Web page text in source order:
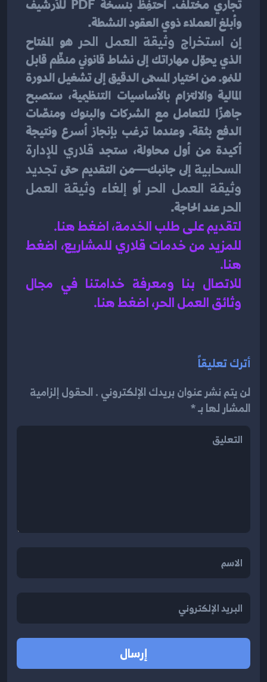
وأبلغ العملاء ذوي العقود النشطة.
إن استخراج وثيقة العمل الحر
أكيدة من أول محاولة، ستجد
السحابية إلى جانبك—من التقديم حتى
وثيقة العمل الحر أو
الحر عند الحاجة.
لتقديم على طلب الخدمة، اضغط هنا.
هنا.
وثائق العمل الحر، اضغط هنا.
أترك تعليقاً
لن يتم نشر عنوان بريدك الإلكتروني . الحقول إلزامية
المشار لها بـ *
إرسال